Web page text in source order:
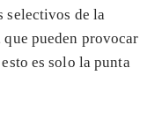
selectivos de la
pueden provocar
es solo la punta